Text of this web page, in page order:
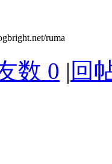
ruma
数 0 | 回